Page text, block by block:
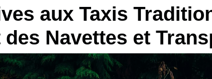
aux Taxis
Navettes et